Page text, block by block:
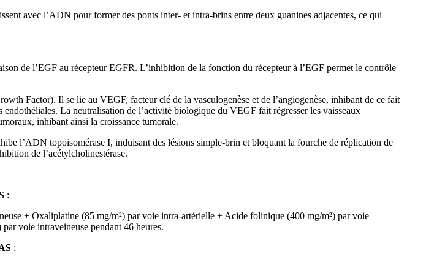
avec l’ADN pour former des ponts inter- et intra-brins entre deux guanines adjacentes, ce qui
de l’EGF au récepteur EGFR. L’inhibition de la fonction du récepteur à l’EGF permet le contrôle
Factor). Il se lie au VEGF, facteur clé de la vasculogenèse et de l’angiogenèse, inhibant de ce fait
La neutralisation de l’activité biologique du VEGF fait régresser les vaisseaux
inhibant ainsi la croissance tumorale.
l’ADN topoisomérase I, induisant des lésions simple-brin et bloquant la fourche de réplication de
de l’acétylcholinestérase.
:
+ Oxaliplatine (85 mg/m²) par voie intra-artérielle + Acide folinique (400 mg/m²) par voie
voie intraveineuse pendant 46 heures.
: